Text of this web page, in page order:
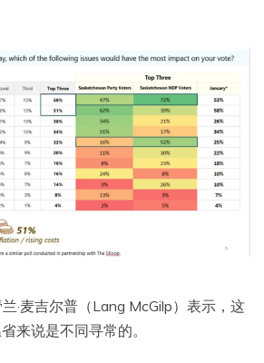
·麦吉尔普（Lang McGilp）表示，这
来说是不同寻常的。